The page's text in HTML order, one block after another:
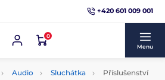
+420 601 009 001
0
Menu
Audio Sluchátka Příslušenství